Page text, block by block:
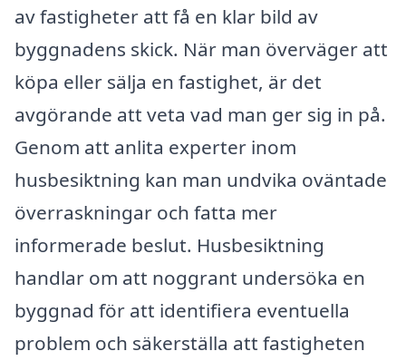
av fastigheter att få en klar bild av
byggnadens skick. När man överväger att
köpa eller sälja en fastighet, är det
avgörande att veta vad man ger sig in på.
Genom att anlita experter inom
husbesiktning kan man undvika oväntade
överraskningar och fatta mer
informerade beslut. Husbesiktning
handlar om att noggrant undersöka en
byggnad för att identifiera eventuella
problem och säkerställa att fastigheten